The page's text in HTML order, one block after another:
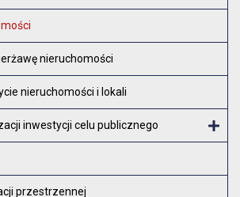
nieruchomości
nieruchomości i lokali
inwestycji celu publicznego
przestrzennej